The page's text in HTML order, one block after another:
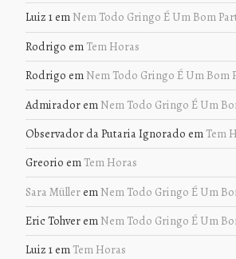
Luiz 1em Nem Todo Gringo É Um Bom
Rodrigo em Tem Horas
Rodrigo em Nem Todo Gringo É Um Bom
Admiradorem Nem Todo Gringo É Um
Observador da Putaria Ignorado em Tem
Greorio em Tem Horas
Sara Müllerem Nem Todo Gringo É Um
Eric Tohverem Nem Todo Gringo É Um
Luiz 1em Tem Horas